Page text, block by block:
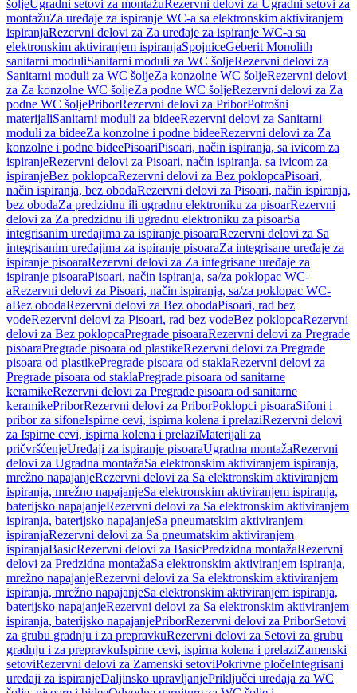
šoljeUgradni setovi za montažuRezervni delovi za Ugradni setovi za
montažuZa uređaje za ispiranje WC-a sa elektronskim aktiviranjem
ispiranjaRezervni delovi za Za uređaje za ispiranje WC-a sa
elektronskim aktiviranjem ispiranjaSpojniceGeberit Monolith
sanitarni moduliSanitarni moduli za WC šoljeRezervni delovi za
Sanitarni moduli za WC šoljeZa konzolne WC šoljeRezervni delovi
za Za konzolne WC šoljeZa podne WC šoljeRezervni delovi za Za
podne WC šoljePriborRezervni delovi za PriborPotrošni
materijaliSanitarni moduli za bideeRezervni delovi za Sanitarni
moduli za bideeZa konzolne i podne bideeRezervni delovi za Za
konzolne i podne bideePisoariPisoari, način ispiranja, sa ivicom za
ispiranjeRezervni delovi za Pisoari, način ispiranja, sa ivicom za
ispiranjeBez poklopcaRezervni delovi za Bez poklopcaPisoari,
način ispiranja, bez obodaRezervni delovi za Pisoari, način ispiranja,
bez obodaZa predzidnu ili ugradnu elektroniku za pisoarRezervni
delovi za Za predzidnu ili ugradnu elektroniku za pisoarSa
integrisanim uređajima za ispiranje pisoaraRezervni delovi za Sa
integrisanim uređajima za ispiranje pisoaraZa integrisane uređaje za
ispiranje pisoaraRezervni delovi za Za integrisane uređaje za
ispiranje pisoaraPisoari, način ispiranja, sa/za poklopac WC-
aRezervni delovi za Pisoari, način ispiranja, sa/za poklopac WC-
aBez obodaRezervni delovi za Bez obodaPisoari, rad bez
vodeRezervni delovi za Pisoari, rad bez vodeBez poklopcaRezervni
delovi za Bez poklopcaPregrade pisoaraRezervni delovi za Pregrade
pisoaraPregrade pisoara od plastikeRezervni delovi za Pregrade
pisoara od plastikePregrade pisoara od staklaRezervni delovi za
Pregrade pisoara od staklaPregrade pisoara od sanitarne
keramikeRezervni delovi za Pregrade pisoara od sanitarne
keramikePriborRezervni delovi za PriborPoklopci pisoaraSifoni i
pribor za sifoneIspirne cevi, ispirna kolena i prelaziRezervni delovi
za Ispirne cevi, ispirna kolena i prelaziMaterijali za
pričvršćenjeUređaji za ispiranje pisoaraUgradna montažaRezervni
delovi za Ugradna montažaSa elektronskim aktiviranjem ispiranja,
mrežno napajanjeRezervni delovi za Sa elektronskim aktiviranjem
ispiranja, mrežno napajanjeSa elektronskim aktiviranjem ispiranja,
baterijsko napajanjeRezervni delovi za Sa elektronskim aktiviranjem
ispiranja, baterijsko napajanjeSa pneumatskim aktiviranjem
ispiranjaRezervni delovi za Sa pneumatskim aktiviranjem
ispiranjaBasicRezervni delovi za BasicPredzidna montažaRezervni
delovi za Predzidna montažaSa elektronskim aktiviranjem ispiranja,
mrežno napajanjeRezervni delovi za Sa elektronskim aktiviranjem
ispiranja, mrežno napajanjeSa elektronskim aktiviranjem ispiranja,
baterijsko napajanjeRezervni delovi za Sa elektronskim aktiviranjem
ispiranja, baterijsko napajanjePriborRezervni delovi za PriborSetovi
za grubu gradnju i za prepravkuRezervni delovi za Setovi za grubu
gradnju i za prepravkuIspirne cevi, ispirna kolena i prelaziZamenski
setoviRezervni delovi za Zamenski setoviPokrivne pločeIntegrisani
uređaji za ispiranjeDaljinsko upravljanjePriključci uređaja za WC